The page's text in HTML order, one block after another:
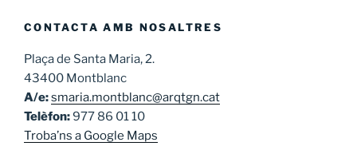
CONTACTA AMB NOSALTRES
Plaça de Santa Maria, 2.
43400 Montblanc
A/e:smaria.montblanc@arqtgn.cat
Telèfon:977 86 01 10
Troba’ns a Google Maps